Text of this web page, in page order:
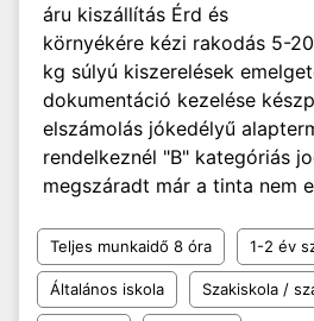
áru kiszállítás Érd és
környékére kézi rakodás 5-20
kg súlyú kiszerelések
dokumentáció kezelése
elszámolás jókedélyű
rendelkeznél "B" kategóriás
megszáradt már a tinta nem
Teljes munkaidő 8 óra 1-2 év
Általános iskola Szakiskola /